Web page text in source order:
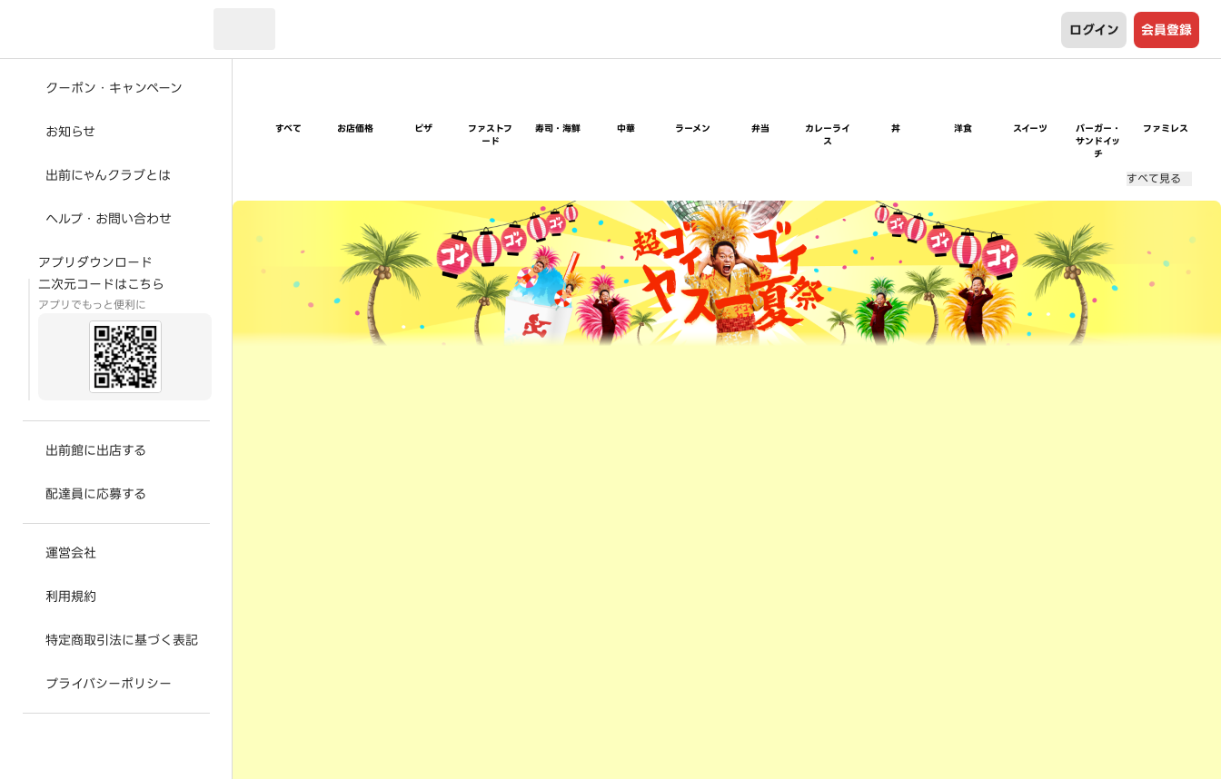
ログイン 会員登録
クーポン・キャンペーン
お知らせ
出前にゃんクラブとは
ヘルプ・お問い合わせ
アプリダウンロード
二次元コードはこちら
アプリでもっと便利に
出前館に出店する
配達員に応募する
運営会社
利用規約
特定商取引法に基づく表記
プライバシーポリシー
すべて お店価格 ピザ
ファストフ
ード
寿司・海鮮 中華 ラーメン 弁当
カレーライ
ス
丼 洋食 スイーツ
バーガー・
サンドイッ
チ
ファミレス
すべて見る
超ゴイゴイヤスー夏祭